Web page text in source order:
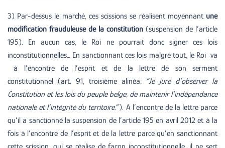
3) Par-dessus le marché, ces scissions se réalisent moyennant une
modification frauduleuse de la constitution (suspension de l’article
195). En aucun cas, le Roi ne pourrait donc signer ces lois
inconstitutionnelles… En sanctionnant ces lois malgré tout, le Roi va
à l’encontre de l’esprit et de la lettre de son serment
constitutionnel (art. 91, troisième alinéa:
“Je jure d’observer la
Constitution et les lois du peuple belge, de maintenir l’indépendance
nationale et l’intégrité du territoire.“). A l’encontre de la lettre parce
qu’il a sanctionné la suspension de l’article 195 en avril 2012 et à la
fois à l’encontre de l’esprit et de la lettre parce qu’en sanctionnant